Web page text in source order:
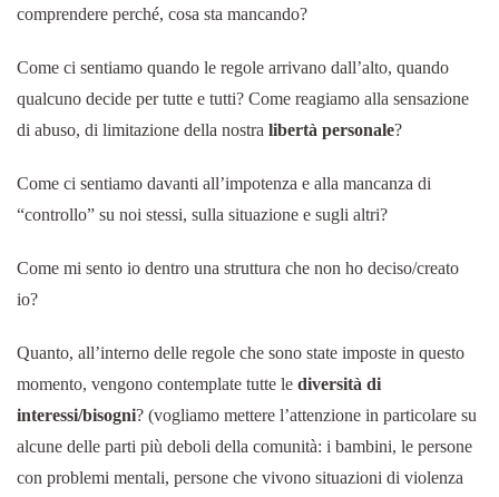
comprendere perché, cosa sta mancando?
Come ci sentiamo quando le regole arrivano dall’alto, quando
qualcuno decide per tutte e tutti? Come reagiamo alla sensazione
di abuso, di limitazione della nostra libertà personale?
Come ci sentiamo davanti all’impotenza e alla mancanza di
“controllo” su noi stessi, sulla situazione e sugli altri?
Come mi sento io dentro una struttura che non ho deciso/creato
io?
Quanto, all’interno delle regole che sono state imposte in questo
momento, vengono contemplate tutte le diversità di
interessi/bisogni? (vogliamo mettere l’attenzione in particolare su
alcune delle parti più deboli della comunità: i bambini, le persone
con problemi mentali, persone che vivono situazioni di violenza